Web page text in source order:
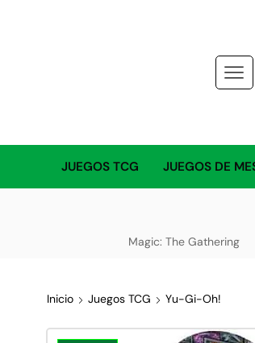
JUEGOS TCG JUEGOS DE
Magic: The Gathering
Inicio Juegos TCG Yu-Gi-Oh!